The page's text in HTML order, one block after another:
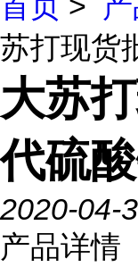
苏打现货
大苏
代硫
2020-04-
产品详情